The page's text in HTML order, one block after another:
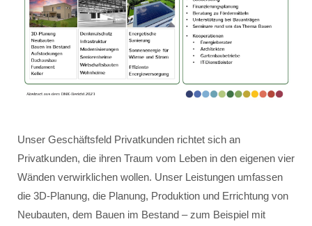
Unser Geschäftsfeld Privatkunden richtet sich an
Privatkunden, die ihren Traum vom Leben in den eigenen vier
Wänden verwirklichen wollen. Unser Leistungen umfassen
die 3D-Planung, die Planung, Produktion und Errichtung von
Neubauten, dem Bauen im Bestand – zum Beispiel mit